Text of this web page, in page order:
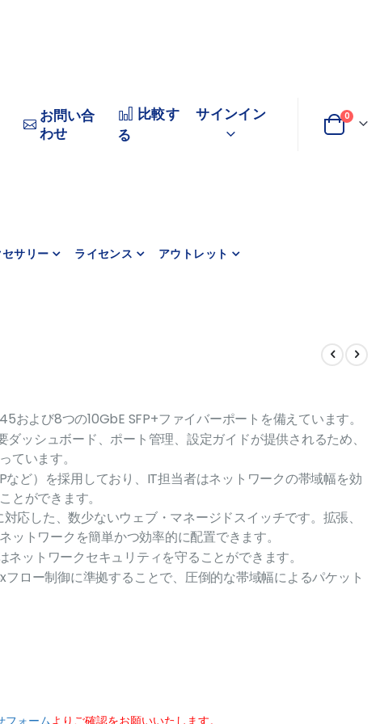
お問い合
わせ
比較す
る
サインイン
変
カート
0商品
サリー ライセンス アウトレット
よび8つの10GbE SFP+ファイバーポートを備えています。
ッシュボード、ポート管理、設定ガイドが提供されるため、
ています。
など）を採用しており、IT担当者はネットワークの帯域幅を効
ができます。
応した、数少ないウェブ・マネージドスイッチです。拡張、
トワークを簡単かつ効率的に配置できます。
ットワークセキュリティを守ることができます。
ロー制御に準拠することで、圧倒的な帯域幅によるパケット